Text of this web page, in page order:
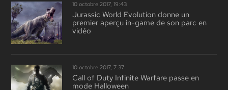
10 octobre 2017, 19:43
Jurassic World Evolution donne un
premier aperçu in-game de son parc en
vidéo
10 octobre 2017, 7:37
Call of Duty Infinite Warfare passe en
mode Halloween